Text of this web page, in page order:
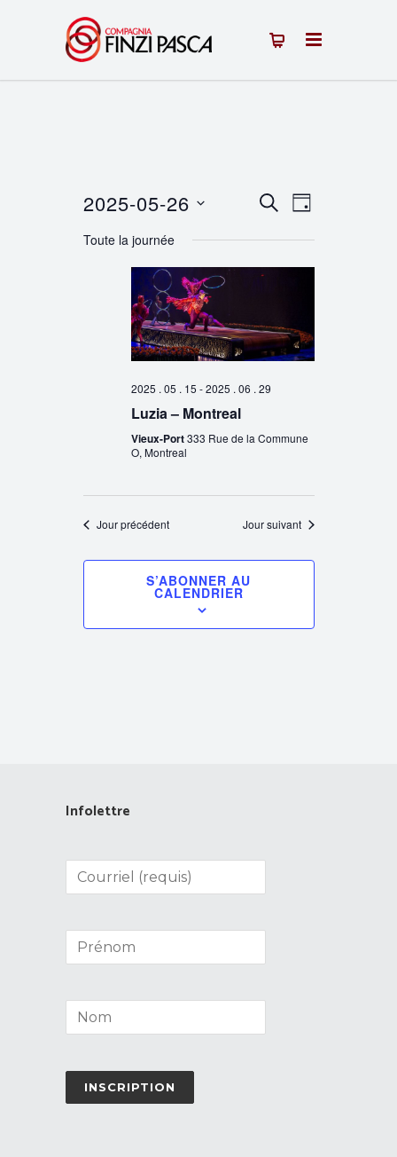
Recherche
et
navigation
vues
Évènements
RECHERCHE
Navigation
de
vues
JOUR
2025-05-26
une
Toute la journée
2025 . 05 . 15 -2025 . 06 . 29
Luzia – Montreal
Vieux-Port333 Rue de la Commune
O, Montreal
Jour précédent Jour suivant
S’ABONNER AU
CALENDRIER
Infolettre